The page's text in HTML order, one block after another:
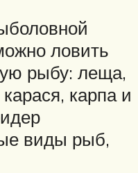
ловить
рыбу: леща,
карася, карпа и
виды рыб,